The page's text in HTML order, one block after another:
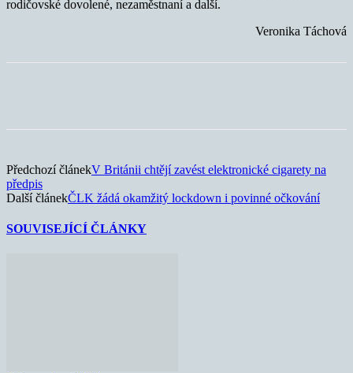
rodičovské dovolené, nezaměstnaní a další.
Veronika Táchová
Předchozí článekV Británii chtějí zavést elektronické cigarety na
předpis
Další článekČLK žádá okamžitý lockdown i povinné očkování
SOUVISEJÍCÍ ČLÁNKY